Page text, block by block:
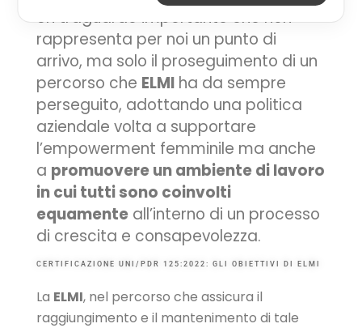
Un traguardo importante che non
rappresenta per noi un punto di
arrivo, ma solo il proseguimento di un
percorso che ELMI ha da sempre
perseguito, adottando una politica
aziendale volta a supportare
l’empowerment femminile ma anche
a promuovere un ambiente di lavoro
in cui tutti sono coinvolti
equamente all’interno di un processo
di crescita e consapevolezza.
CERTIFICAZIONE UNI/PDR 125:2022: GLI OBIETTIVI DI ELMI
La ELMI, nel percorso che assicura il
raggiungimento e il mantenimento di tale